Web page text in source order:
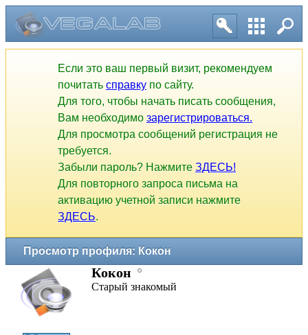
Если это ваш первый визит, рекомендуем
почитать справку по сайту.
Для того, чтобы начать писать сообщения,
Вам необходимо зарегистрироваться.
Для просмотра сообщений регистрация не
требуется.
Забыли пароль? Нажмите ЗДЕСЬ!
Для повторного запроса письма на
активацию учетной записи нажмите
ЗДЕСЬ.
Просмотр профиля: Кокон
Кокон
Старый знакомый